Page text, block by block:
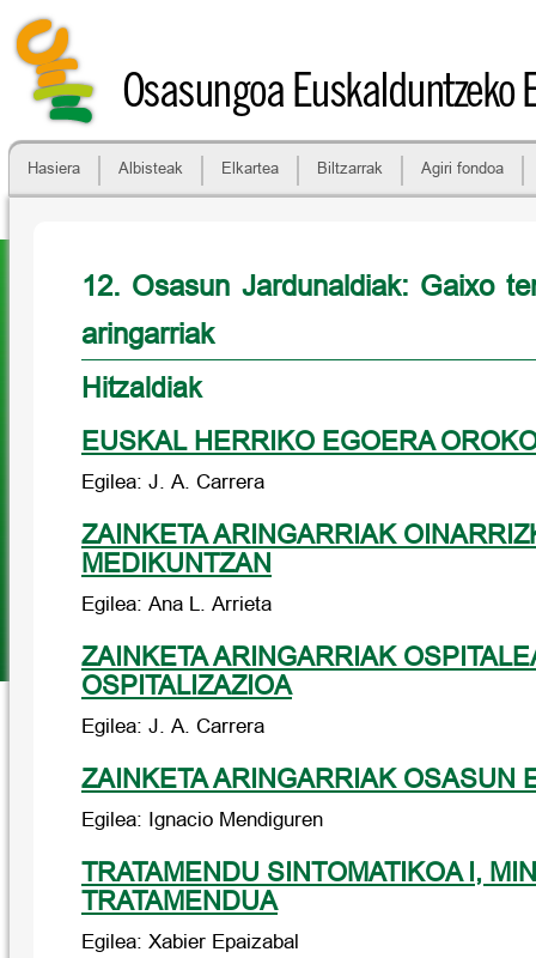
Osasungoa Euskalduntzeko
Hasiera Albisteak Elkartea Biltzarrak Agiri fondoa
12. Osasun Jardunaldiak: Gaixo
aringarriak
Hitzaldiak
EUSKAL HERRIKO EGOERA
Egilea: J. A. Carrera
ZAINKETA ARINGARRIAK
MEDIKUNTZAN
Egilea: Ana L. Arrieta
ZAINKETA ARINGARRIAK
OSPITALIZAZIOA
Egilea: J. A. Carrera
ZAINKETA ARINGARRIAK OSASUN
Egilea: Ignacio Mendiguren
TRATAMENDU SINTOMATIKOA I,
TRATAMENDUA
Egilea: Xabier Epaizabal